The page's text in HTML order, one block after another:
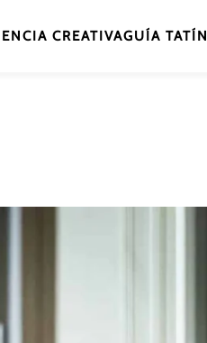
CREATIVAGUÍA TATÍN